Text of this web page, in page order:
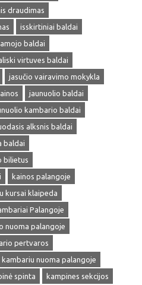
draudimas
isskirtiniai baldai
baldai
virtuves baldai
jasučio vairavimo mokykla
jaunuolio baldai
kambario baldai
alksnis baldai
baldai
bilietus
kainos palangoje
kursai klaipeda
Palangoje
nuoma palangoje
pertvaros
kambariu nuoma palangoje
spinta
kampines sekcijos